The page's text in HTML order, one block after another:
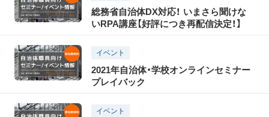
総務省自治体DX対応！ いまさら聞けな
いRPA講座【好評につき再配信決定！】
イベント
2021年自治体・学校オンラインセミナー
プレイバック
イベント